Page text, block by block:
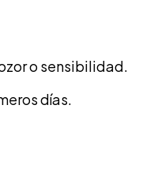
o sensibilidad.
días.